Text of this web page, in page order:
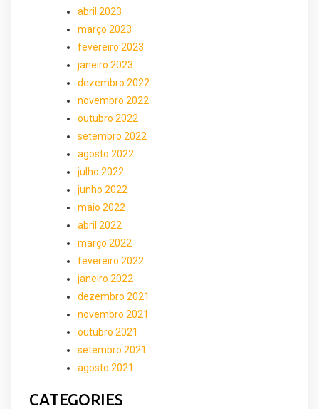
abril 2023
março 2023
fevereiro 2023
janeiro 2023
dezembro 2022
novembro 2022
outubro 2022
setembro 2022
agosto 2022
julho 2022
junho 2022
maio 2022
abril 2022
março 2022
fevereiro 2022
janeiro 2022
dezembro 2021
novembro 2021
outubro 2021
setembro 2021
agosto 2021
CATEGORIES